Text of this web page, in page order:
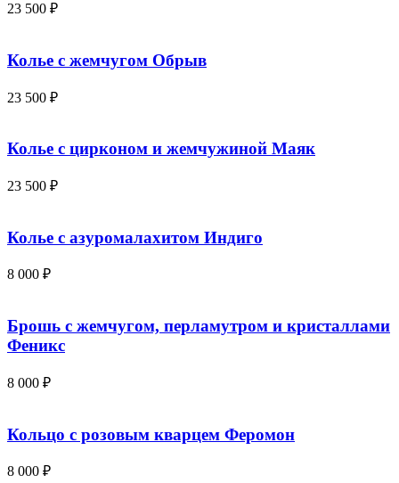
23 500 ₽
Колье с жемчугом Обрыв
23 500 ₽
Колье с цирконом и жемчужиной Маяк
23 500 ₽
Колье с азуромалахитом Индиго
8 000 ₽
Брошь с жемчугом, перламутром и кристаллами
Феникс
8 000 ₽
Кольцо с розовым кварцем Феромон
8 000 ₽